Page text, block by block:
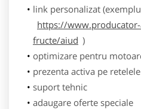
link personalizat
https://
fructe/aiud )
optimizare pentru
prezenta activa pe
suport tehnic
adaugare oferte speciale